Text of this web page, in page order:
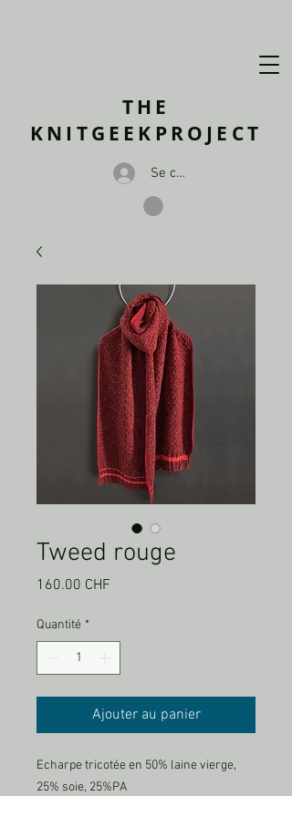
THE
KNITGEEKPROJECT
Se connecter
Tweed rouge
160.00 CHF
Quantité *
Ajouter au panier
Echarpe tricotée en 50% laine vierge,
25% soie, 25%PA